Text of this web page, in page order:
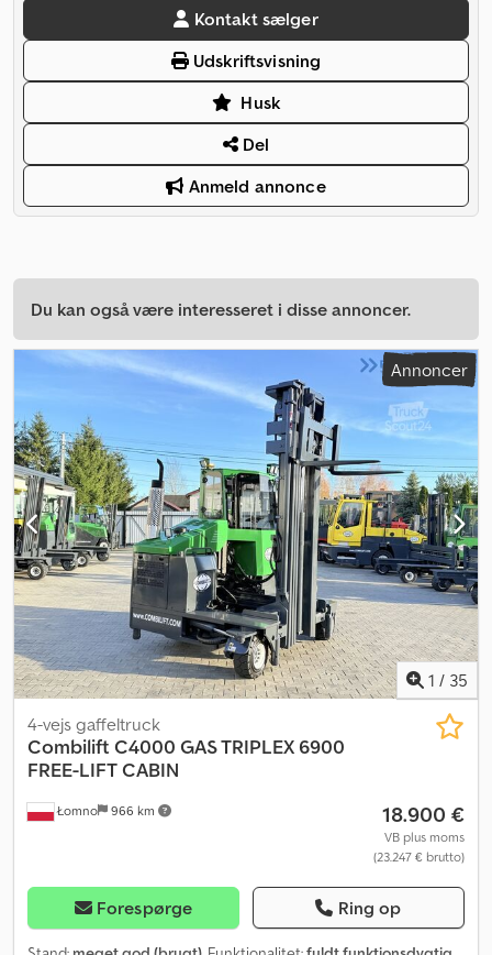
Kontakt sælger
Udskriftsvisning
Husk
Del
Anmeld annonce
Du kan også være interesseret i disse annoncer.
Annoncer
1 / 35
Łomno 966 km
4-vejs gaffeltruck
Combilift C4000 GAS TRIPLEX 6900
FREE-LIFT CABIN
18.900 €
VB plus moms
(23.247 € brutto)
Forespørge Ring op